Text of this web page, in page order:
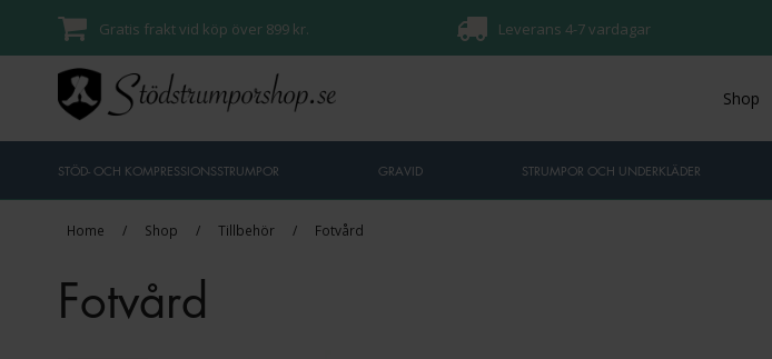
Gratis frakt vid köp över 899 kr. Leverans 4-7 vardagar
Shop
STÖD- OCH KOMPRESSIONSSTRUMPOR GRAVID STRUMPOR OCH UNDERKLÄDER
Home / Shop / Tillbehör / Fotvård
Fotvård